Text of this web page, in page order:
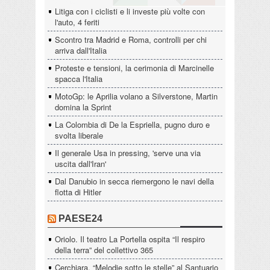
Litiga con i ciclisti e li investe più volte con
l'auto, 4 feriti
Scontro tra Madrid e Roma, controlli per chi
arriva dall'Italia
Proteste e tensioni, la cerimonia di Marcinelle
spacca l'Italia
MotoGp: le Aprilia volano a Silverstone, Martin
domina la Sprint
La Colombia di De la Espriella, pugno duro e
svolta liberale
Il generale Usa in pressing, 'serve una via
uscita dall'Iran'
Dal Danubio in secca riemergono le navi della
flotta di Hitler
PAESE24
Oriolo. Il teatro La Portella ospita “Il respiro
della terra” del collettivo 365
Cerchiara. “Melodie sotto le stelle” al Santuario